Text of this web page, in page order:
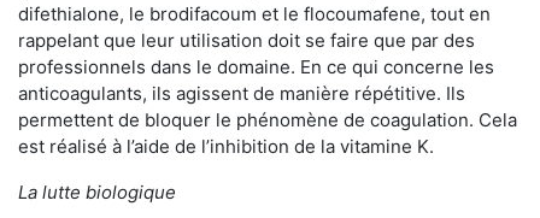
difethialone, le brodifacoum et le flocoumafene, tout en
rappelant que leur utilisation doit se faire que par des
professionnels dans le domaine. En ce qui concerne les
anticoagulants, ils agissent de manière répétitive. Ils
permettent de bloquer le phénomène de coagulation. Cela
est réalisé à l’aide de l’inhibition de la vitamine K.
La lutte biologique